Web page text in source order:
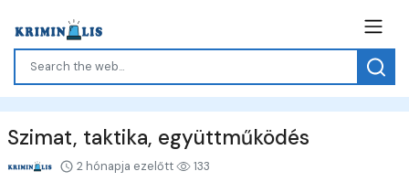
Szimat, taktika, együttműködés
2 hónapja ezelőtt 133